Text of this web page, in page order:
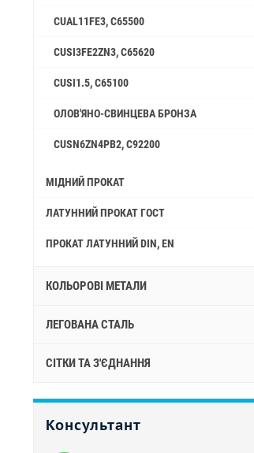
CUAL11FE3, C65500
CUSI3FE2ZN3, C65620
CUSI1.5, C65100
ОЛОВ'ЯНО-СВИНЦЕВА БРОНЗА
CUSN6ZN4PB2, C92200
МІДНИЙ ПРОКАТ
ЛАТУННИЙ ПРОКАТ ГОСТ
ПРОКАТ ЛАТУННИЙ DIN, EN
КОЛЬОРОВІ МЕТАЛИ
ЛЕГОВАНА СТАЛЬ
СІТКИ ТА З'ЄДНАННЯ
Консультант